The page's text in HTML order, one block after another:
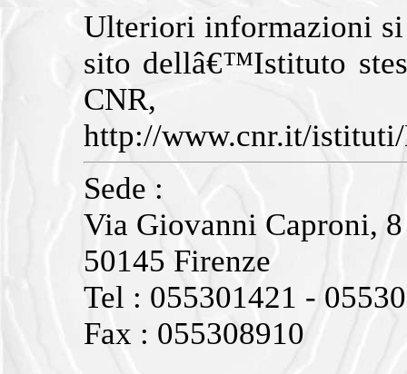
Ulteriori informazioni si
sito dellâ€™Istituto
CNR,
http://www.cnr.it/
Sede :
Via Giovanni Caproni, 8
50145 Firenze
Tel : 055301421 -
Fax : 055308910